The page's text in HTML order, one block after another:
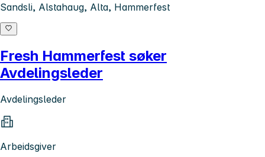
Sandsli, Alstahaug, Alta, Hammerfest
Fresh Hammerfest søker
Avdelingsleder
Avdelingsleder
Arbeidsgiver